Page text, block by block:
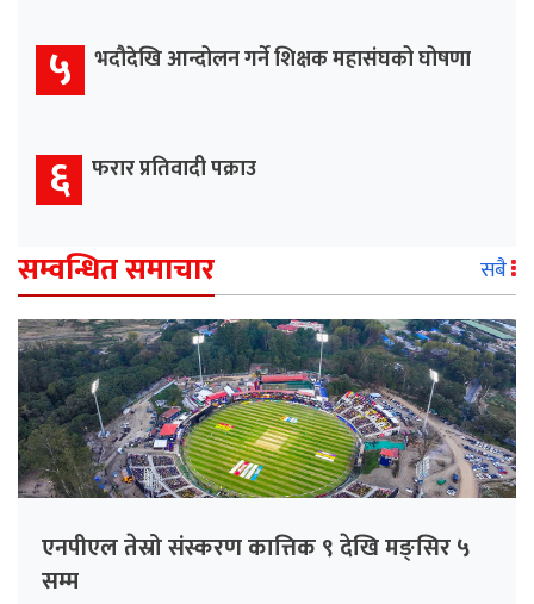
५ भदौदेखि आन्दोलन गर्ने शिक्षक महासंघको घोषणा
६ फरार प्रतिवादी पक्राउ
सम्वन्धित समाचार सबै
एनपीएल तेस्रो संस्करण कात्तिक ९ देखि मङ्सिर ५
सम्म